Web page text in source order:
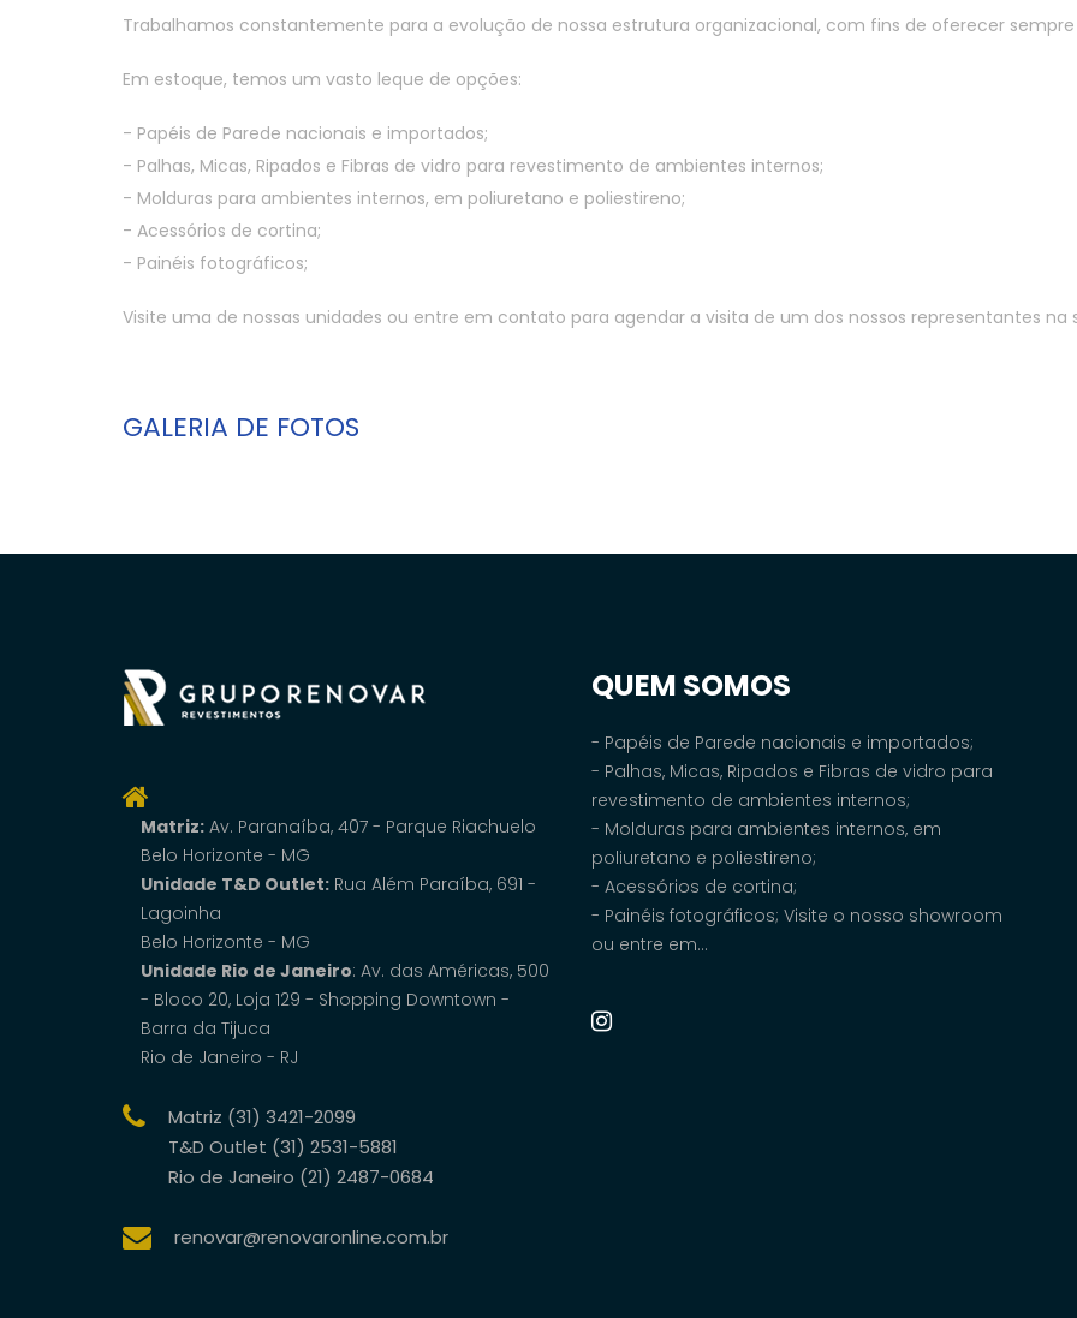
Trabalhamos constantemente para a evolução de nossa estrutura organizacional, com fins de oferecer
Em estoque, temos um vasto leque de opções:
- Papéis de Parede nacionais e importados;
- Palhas, Micas, Ripados e Fibras de vidro para revestimento de ambientes internos;
- Molduras para ambientes internos, em poliuretano e poliestireno;
- Acessórios de cortina;
- Painéis fotográficos;
Visite uma de nossas unidades ou entre em contato para agendar a visita de um dos nossos representantes na
GALERIA DE FOTOS
Matriz: Av. Paranaí­ba, 407 - Parque Riachuelo
Belo Horizonte - MG
Unidade T&D Outlet: Rua Além Paraíba, 691 -
Lagoinha
Belo Horizonte - MG
Unidade Rio de Janeiro: Av. das Américas, 500
- Bloco 20, Loja 129 - Shopping Downtown -
Barra da Tijuca
Rio de Janeiro - RJ
Matriz (31) 3421-2099
T&D Outlet (31) 2531-5881
Rio de Janeiro (21) 2487-0684
renovar@renovaronline.com.br
QUEM SOMOS
- Papéis de Parede nacionais e importados;
- Palhas, Micas, Ripados e Fibras de vidro para
revestimento de ambientes internos;
- Molduras para ambientes internos, em
poliuretano e poliestireno;
- Acessórios de cortina;
- Painéis fotográficos; Visite o nosso showroom
ou entre em...